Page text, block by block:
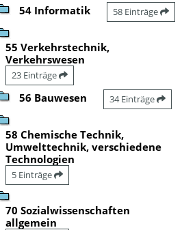
54 Informatik 58 Einträge
55 Verkehrstechnik,
Verkehrswesen
23 Einträge
56 Bauwesen 34 Einträge
58 Chemische Technik,
Umwelttechnik, verschiedene
Technologien
5 Einträge
70 Sozialwissenschaften
allgemein